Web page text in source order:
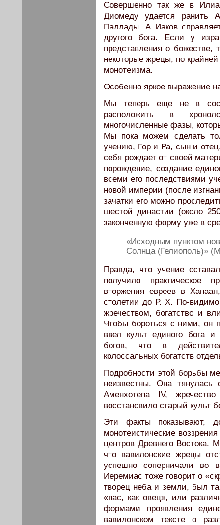
Совершенно так же в
Диомеду удается ранить
Паллады. А Иаков
другого бога. Если у
представления о божестве,
некоторые жрецы, по
монотеизма.
Особенно яркое выражение
Мы теперь еще не в
расположить в
многочисленные фазы,
Мы пока можем сделать
учению, Гор и Ра, сын и
себя рождает от своей
по­рождение, создание
всеми его последствиями
новой империи (после
зачатки его можно
шестой династии (около
законченную форму уже в
«Исходным пунктом
Солнца (Гелиополь)»
Правда, что учение
получило практическое
вторжения евреев в
столетии до Р. X. По-
жречеством, богатство и
Чтобы бо­роться с ними, он
ввел культ единого бога и
богов, что в
колоссальных богатств
Подробности этой борьбы
неизвестны. Она тянулась
Аменхотепа IV,
восстановило старый культ
Эти факты показывают,
монотеистические
центров Древнего Востока.
что вавилонские жрецы
успешно сопер­ничали во
Иеремиас тоже говорит о
творец неба и земли, был
«пас, как овец», или
формами проявления
вавилонском тексте о